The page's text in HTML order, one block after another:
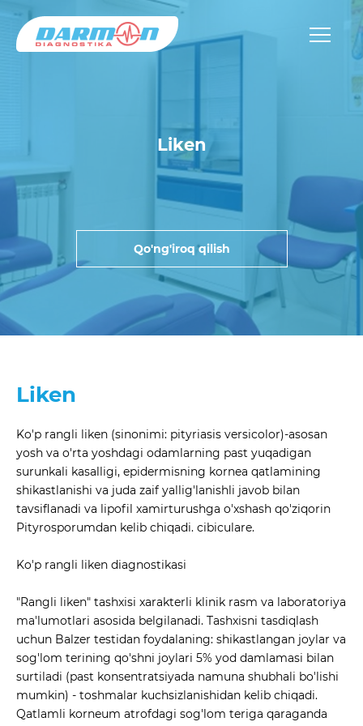
Liken
Qo'ng'iroq qilish
Liken
Ko'p rangli liken (sinonimi: pityriasis versicolor)-asosan
yosh va o'rta yoshdagi odamlarning past yuqadigan
surunkali kasalligi, epidermisning kornea qatlamining
shikastlanishi va juda zaif yallig'lanishli javob bilan
tavsiflanadi va lipofil xamirturushga o'xshash qo'ziqorin
Pityrosporumdan kelib chiqadi. cibiculare.
Ko'p rangli liken diagnostikasi
"Rangli liken" tashxisi xarakterli klinik rasm va laboratoriya
ma'lumotlari asosida belgilanadi. Tashxisni tasdiqlash
uchun Balzer testidan foydalaning: shikastlangan joylar va
sog'lom terining qo'shni joylari 5% yod damlamasi bilan
surtiladi (past konsentratsiyada namuna shubhali bo'lishi
mumkin) - toshmalar kuchsizlanishidan kelib chiqadi.
Qatlamli korneum atrofdagi sog'lom teriga qaraganda